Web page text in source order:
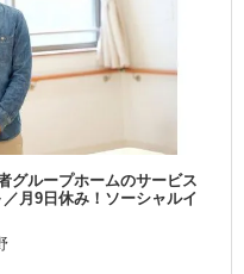
グループホームのサービス
月9日休み！ソーシャルイ